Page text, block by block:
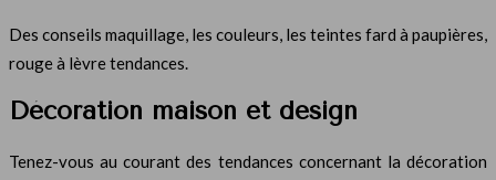
Des conseils maquillage, les couleurs, les teintes fard à paupières,
rouge à lèvre tendances.
Décoration maison et design
Tenez-vous au courant des tendances concernant la décoration